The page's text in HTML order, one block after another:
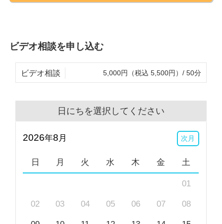
・基本にはストレングスモデルを利用し、あなたの強
みについて一緒に探していきます
・EMDR、SEなどのトラウマ治療(知見についてお伝
えはできますが、実際の治療は行えません)
・病名の診断
・特定の医師、病院、薬の斡旋
・精神科の主治医がいる場合、主治医にカウンセリン
グを受ける旨を先に相談されることをおすすめしま
ビデオ相談を申し込む
ビデオ相談 5,000円（税込 5,500円）/ 50分
日にちを選択してください
2026年8 月 次月
日 月 火 水 木 金 土
01
02 03 04 05 06 07 08